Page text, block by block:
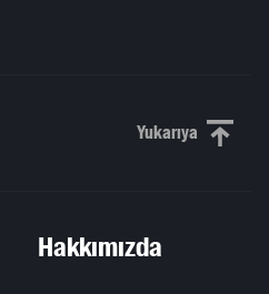
YukarıyaYukarı
Hakkımızda